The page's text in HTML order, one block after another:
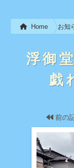
Home お知
浮御
戯
前の